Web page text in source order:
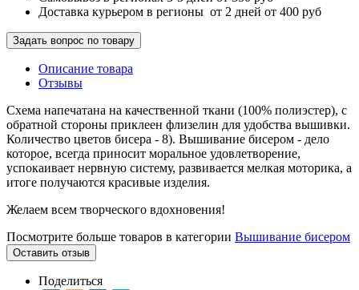
Доставка курьером в регионы от 2 дней от 400 руб
Задать вопрос по товару
Описание товара
Отзывы
Схема напечатана на качественной ткани (100% полиэстер), с
обратной стороны приклеен флизелин для удобства вышивки.
Количество цветов бисера - 8). Вышивание бисером - дело
которое, всегда приносит моральное удовлетворение,
успокаивает нервную систему, развивается мелкая моторика, а
итоге получаются красивые изделия.
Желаем всем творческого вдохновения!
Посмотрите больше товаров в категории Вышивание бисером
Оставить отзыв
Поделиться